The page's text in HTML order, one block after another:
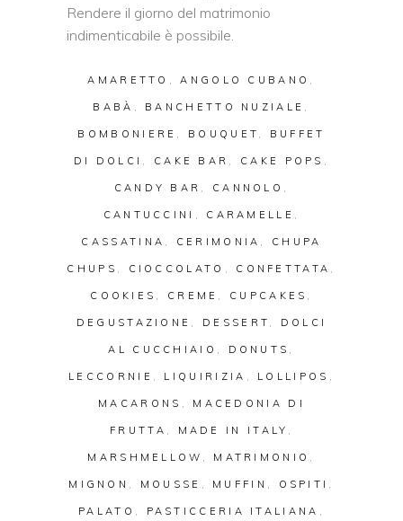
Rendere il giorno del matrimonio
indimenticabile è possibile.
AMARETTO ,ANGOLO CUBANO ,
BABÀ , BANCHETTO NUZIALE ,
BOMBONIERE , BOUQUET , BUFFET
DI DOLCI , CAKE BAR , CAKE POPS ,
CANDY BAR , CANNOLO ,
CANTUCCINI , CARAMELLE ,
CASSATINA , CERIMONIA , CHUPA
CHUPS , CIOCCOLATO , CONFETTATA ,
COOKIES , CREME , CUPCAKES ,
DEGUSTAZIONE , DESSERT , DOLCI
AL CUCCHIAIO , DONUTS ,
LECCORNIE , LIQUIRIZIA , LOLLIPOS ,
MACARONS , MACEDONIA DI
FRUTTA , MADE IN ITALY ,
MARSHMELLOW , MATRIMONIO ,
MIGNON , MOUSSE , MUFFIN , OSPITI ,
PALATO , PASTICCERIA ITALIANA ,